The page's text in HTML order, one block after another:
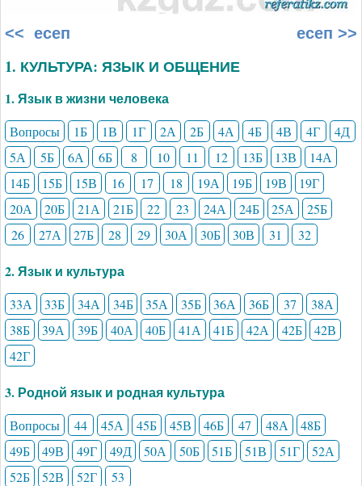
<< есеп есеп >>
1. КУЛЬТУРА: ЯЗЫК И ОБЩЕНИЕ
1. Язык в жизни человека
Вопросы 1Б 1В 1Г 2А 2Б 4А 4Б 4В 4Г
4Д
5А
5Б 6А 6Б 8 10 11 12 13Б 13В
14А
14Б
15Б 15В 16 17 18 19А 19Б 19В
19Г
20А
20Б 21А 21Б 22 23 24А 24Б 25А
25Б
26
27А 27Б 28 29 30А 30Б 30В 31 32
2. Язык и культура
33А 33Б 34А 34Б 35А 35Б 36А 36Б 37
38А
38Б
39А 39Б 40А 40Б 41А 41Б 42А 42Б
42В
42Г
3. Родной язык и родная культура
Вопросы 44 45А 45Б 45В 46Б 47 48А
48Б
49Б
49В 49Г 49Д 50А 50Б 51Б 51В 51Г
52А
52Б
52В 52Г 53